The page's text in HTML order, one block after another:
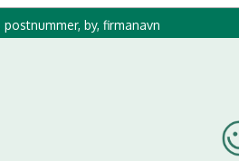
by, firmanavn